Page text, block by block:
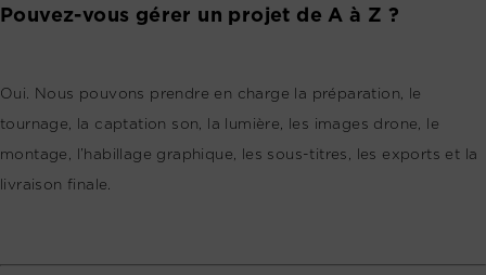
Pouvez-vous gérer un projet de A à Z ?
Oui. Nous pouvons prendre en charge la préparation, le
tournage, la captation son, la lumière, les images drone, le
montage, l’habillage graphique, les sous-titres, les exports et la
livraison finale.